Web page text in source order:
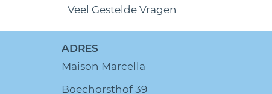
Veel Gestelde Vragen
ADRES
Maison Marcella
Boechorsthof 39